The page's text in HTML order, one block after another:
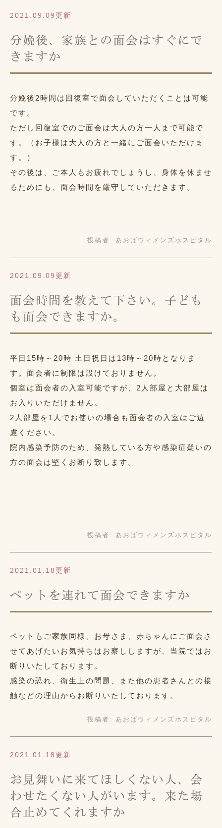
2021.09.09更新
分娩後、家族との面会はすぐにで
きますか
分娩後2時間は回復室で面会していただくことは可能
です。
ただし回復室でのご面会は大人の方一人まで可能で
す。（お子様は大人の方と一緒にご面会いただけま
す。）
その後は、ご本人もお疲れでしょうし、身体を休ませ
るためにも、面会時間を厳守していただきます。
投稿者: あおばウィメンズホスピタル
2021.09.09更新
面会時間を教えて下さい。子ども
も面会できますか。
平日15時～20時 土日祝日は13時～20時となりま
す。面会者に制限は設けておりません。
個室は面会者の入室可能ですが、2人部屋と大部屋は
お入りいただけません。
2人部屋を1人でお使いの場合も面会者の入室はご遠
慮ください。
院内感染予防のため、発熱している方や感染症疑いの
方の面会は堅くお断り致します。
投稿者: あおばウィメンズホスピタル
2021.01.18更新
ペットを連れて面会できますか
ペットもご家族同様、お母さま、赤ちゃんにご面会さ
せてあげたいお気持ちはお察ししますが、当院ではお
断りいたしております。
感染の恐れ、衛生上の問題、また他の患者さんとの接
触などの理由からお断りいたしております。
投稿者: あおばウィメンズホスピタル
2021.01.18更新
お見舞いに来てほしくない人、会
わせたくない人がいます。来た場
合止めてくれますか